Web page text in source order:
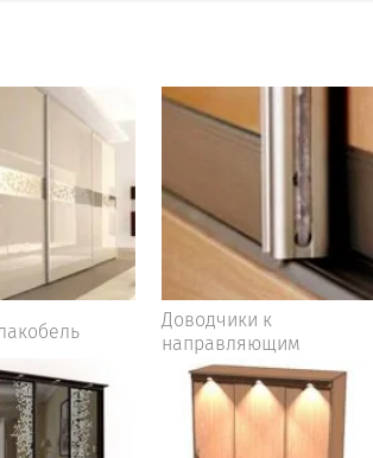
Доводчики к
направляющим